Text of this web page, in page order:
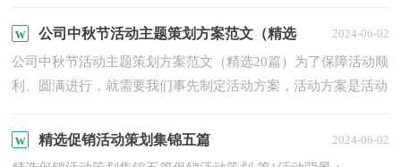
学校...公司中秋节活动主题策划方案范文（精选
20篇）
2024-06-02
公司中秋节活动主题策划方案范文（精选20篇）为了保障活动顺
利、圆满进行，就需要我们事先制定活动方案，活动方案是活动
道...
精选促销活动策划集锦五篇 2024-06-02